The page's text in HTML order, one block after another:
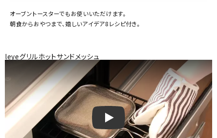
オーブントースターでもお使いいただけます。
朝食からおやつまで、嬉しいアイデア8レシピ付き。
leyeグリルホットサンドメッシュ
leyeグリルホットサンドメッシュ